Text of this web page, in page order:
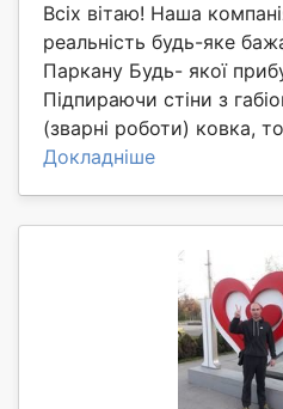
Всіх вітаю! Наша
реальність будь-яке
Паркану Будь- якої
Підпираючи стіни з
(зварні роботи) ковка,
Докладніше